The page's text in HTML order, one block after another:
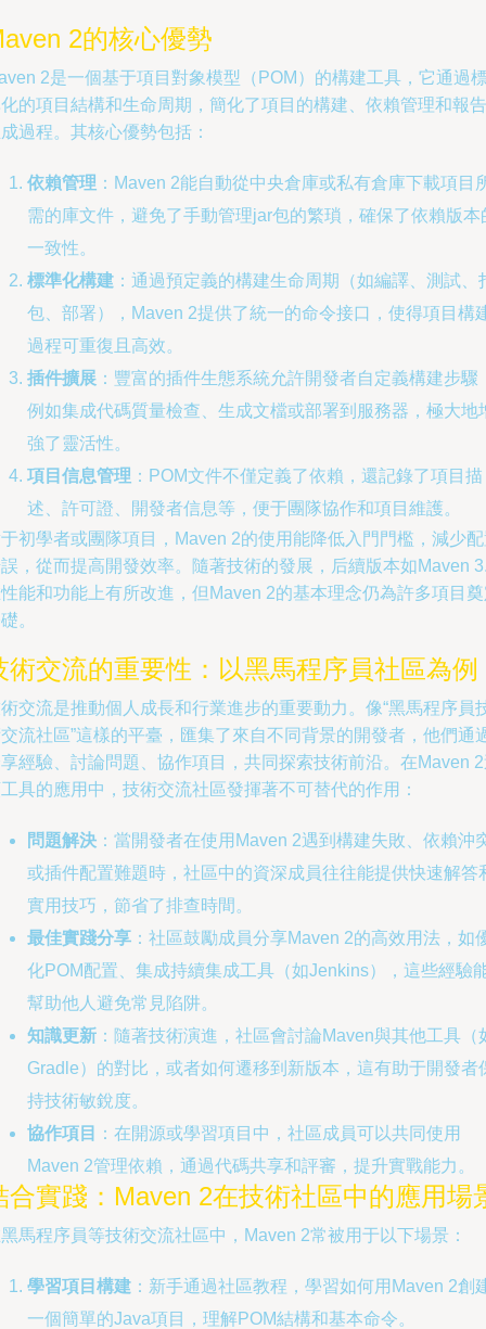
2的核心優勢
2是一個基于項目對象模型（POM）的構建工具，它通過
的項目結構和生命周期，簡化了項目的構建、依賴管理和報告
過程。其核心優勢包括：
依賴管理 ：Maven 2能自動從中央倉庫或私有倉庫下載項目
需的庫文件，避免了手動管理jar包的繁瑣，確保了依賴版本
一致性。
標準化構建 ：通過預定義的構建生命周期（如編譯、測試、
包、部署），Maven 2提供了統一的命令接口，使得項目構
過程可重復且高效。
插件擴展 ：豐富的插件生態系統允許開發者自定義構建步驟
例如集成代碼質量檢查、生成文檔或部署到服務器，極大地
強了靈活性。
項目信息管理 ：POM文件不僅定義了依賴，還記錄了項目描
述、許可證、開發者信息等，便于團隊協作和項目維護。
初學者或團隊項目，Maven 2的使用能降低入門門檻，減少
，從而提高開發效率。隨著技術的發展，后續版本如Maven
能和功能上有所改進，但Maven 2的基本理念仍為許多項目
。
術交流的重要性：以黑馬程序員社區為例
交流是推動個人成長和行業進步的重要動力。像“黑馬程序員
流社區”這樣的平臺，匯集了來自不同背景的開發者，他們通
經驗、討論問題、協作項目，共同探索技術前沿。在Maven
具的應用中，技術交流社區發揮著不可替代的作用：
問題解決 ：當開發者在使用Maven 2遇到構建失敗、依賴沖
或插件配置難題時，社區中的資深成員往往能提供快速解答
實用技巧，節省了排查時間。
最佳實踐分享 ：社區鼓勵成員分享Maven 2的高效用法，如
化POM配置、集成持續集成工具（如Jenkins），這些經驗
幫助他人避免常見陷阱。
知識更新 ：隨著技術演進，社區會討論Maven與其他工具（
Gradle）的對比，或者如何遷移到新版本，這有助于開發者
持技術敏銳度。
協作項目
：在開源或學習項目中，社區成員可以共同使用
Maven 2管理依賴，通過代碼共享和評審，提升實戰能力。
合實踐：Maven 2在技術社區中的應用場
馬程序員等技術交流社區中，Maven 2常被用于以下場景：
學習項目構建 ：新手通過社區教程，學習如何用Maven 2創
一個簡單的Java項目，理解POM結構和基本命令。